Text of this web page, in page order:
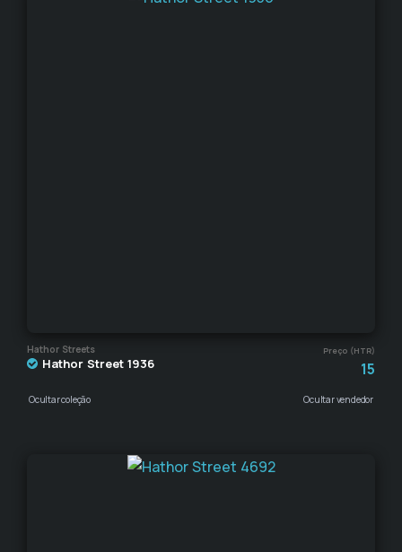
Hathor Streets Preço (HTR)
Hathor Street 1936 15
Ocultar coleção Ocultar vendedor